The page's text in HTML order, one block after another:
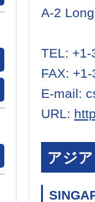
A-2
TEL:
FAX:
E-mail:
URL:
アジア